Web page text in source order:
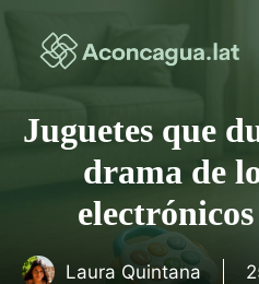
contenido
Juguetes que
drama de
Laura Quintana